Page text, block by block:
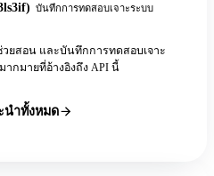
บันทึกการทดสอบเจาะระบบ
ยสอน และบันทึกการทดสอบเจาะ
ากมายที่อ้างอิงถึง API นี้
นำทั้งหมด